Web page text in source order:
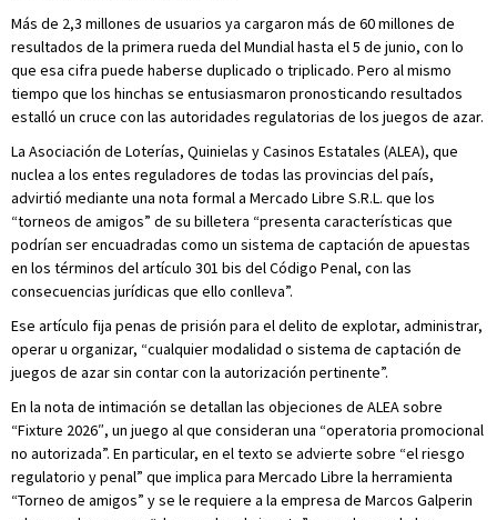
Más de 2,3 millones de usuarios ya cargaron más de 60 millones de
resultados de la primera rueda del Mundial hasta el 5 de junio, con lo
que esa cifra puede haberse duplicado o triplicado. Pero al mismo
tiempo que los hinchas se entusiasmaron pronosticando resultados
estalló un cruce con las autoridades regulatorias de los juegos de azar.
La Asociación de Loterías, Quinielas y Casinos Estatales (ALEA), que
nuclea a los entes reguladores de todas las provincias del país,
advirtió mediante una nota formal a Mercado Libre S.R.L. que los
“torneos de amigos” de su billetera “presenta características que
podrían ser encuadradas como un sistema de captación de apuestas
en los términos del artículo 301 bis del Código Penal, con las
consecuencias jurídicas que ello conlleva”.
Ese artículo fija penas de prisión para el delito de explotar, administrar,
operar u organizar, “cualquier modalidad o sistema de captación de
juegos de azar sin contar con la autorización pertinente”.
En la nota de intimación se detallan las objeciones de ALEA sobre
“Fixture 2026″, un juego al que consideran una “operatoria promocional
no autorizada”. En particular, en el texto se advierte sobre “el riesgo
regulatorio y penal” que implica para Mercado Libre la herramienta
“Torneo de amigos” y se le requiere a la empresa de Marcos Galperin